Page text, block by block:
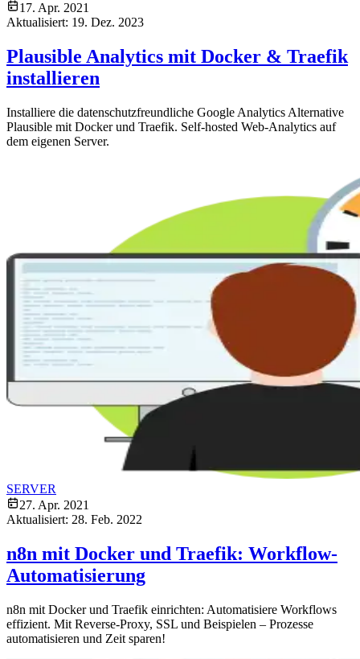
17. Apr. 2021
Aktualisiert: 19. Dez. 2023
Plausible Analytics mit Docker & Traefik
installieren
Installiere die datenschutzfreundliche Google Analytics Alternative
Plausible mit Docker und Traefik. Self-hosted Web-Analytics auf
dem eigenen Server.
SERVER
27. Apr. 2021
Aktualisiert: 28. Feb. 2022
n8n mit Docker und Traefik: Workflow-
Automatisierung
n8n mit Docker und Traefik einrichten: Automatisiere Workflows
effizient. Mit Reverse-Proxy, SSL und Beispielen – Prozesse
automatisieren und Zeit sparen!